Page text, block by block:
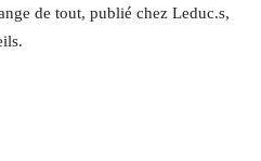
de tout, publié chez Leduc.s,